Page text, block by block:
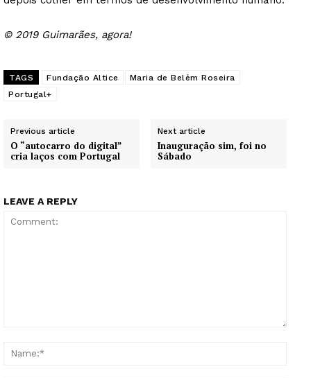
© 2019 Guimarães, agora!
TAGS Fundação Altice
Maria de Belém Roseira
Portugal+
Previous article
O “autocarro do digital”
cria laços com Portugal
Next article
Inauguração sim, foi no
Sábado
LEAVE A REPLY